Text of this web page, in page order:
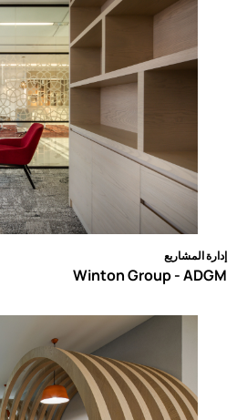
إدارة المشاريع
Winton Group - ADGM